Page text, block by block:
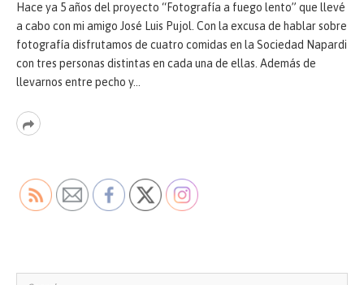
Hace ya 5 años del proyecto “Fotografía a fuego lento” que llevé
a cabo con mi amigo José Luis Pujol. Con la excusa de hablar sobre
fotografía disfrutamos de cuatro comidas en la Sociedad Napardi
con tres personas distintas en cada una de ellas. Además de
llevarnos entre pecho y…
Read
Search